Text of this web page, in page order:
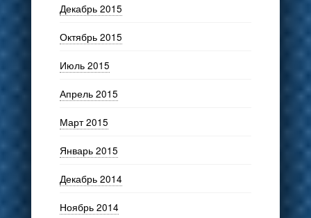
Декабрь 2015
Октябрь 2015
Июль 2015
Апрель 2015
Март 2015
Январь 2015
Декабрь 2014
Ноябрь 2014